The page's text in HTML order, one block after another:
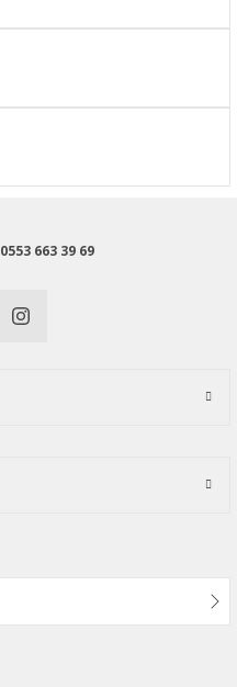
0553 663 39 69